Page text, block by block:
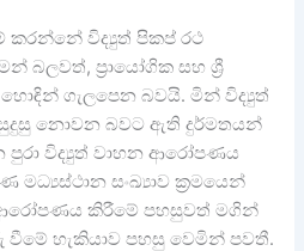
කරන්නේ විද්‍යුත් පිකප් රථ
බලවත්, ප්‍රායෝගික සහ ශ්‍රී
ගැලපෙන බවයි. මින් විද්‍යුත්
සුදුසු නොවන බවට ඇති දුර්මතයන්
පුරා විද්‍යුත් වාහන ආරෝපණය
සංඛ්‍යාව ක්‍රමයෙන්
කිරීමේ පහසුවත් මගින්
වීමේ හැකියාව පහසු වෙමින් පවතී.